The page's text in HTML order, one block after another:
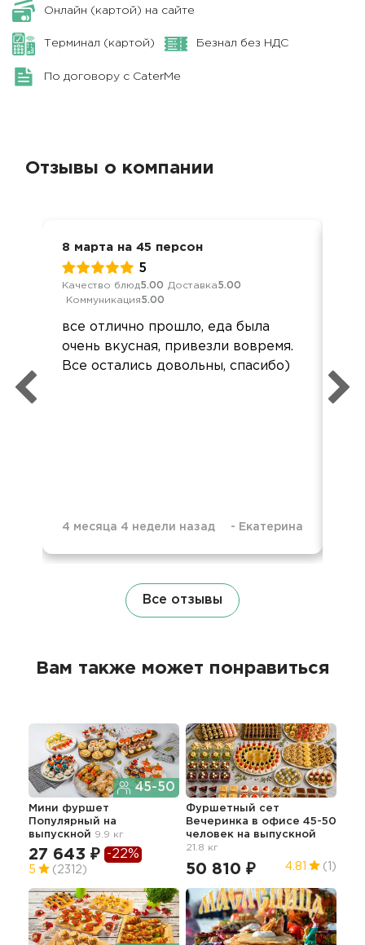
Онлайн (картой) на сайте
Терминал (картой) Безнал без НДС
По договору с CaterMe
Отзывы о компании
8 марта на 45 персон
5
Качество блюд5.00 Доставка5.00
Коммуникация5.00
все отлично прошло, еда была
очень вкусная, привезли вовремя.
Все остались довольны, спасибо)
4 месяца 4 недели назад - Екатерина
Все отзывы
Вам также может понравиться
45-50
Мини фуршет
Популярный на
выпускной 9.9 кг
27 643 ₽ -22%
5 (2312)
Фуршетный сет
Вечеринка в офисе 45-50
человек на выпускной
21.8 кг
50 810 ₽ 4.81 (1)